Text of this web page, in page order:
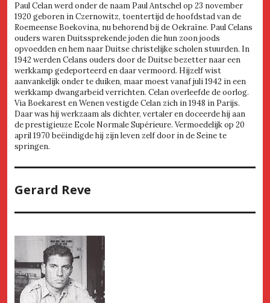
Paul Celan werd onder de naam Paul Antschel op 23 november
1920 geboren in Czernowitz, toentertijd de hoofdstad van de
Roemeense Boekovina, nu behorend bij de Oekraïne. Paul Celans
ouders waren Duitssprekende joden die hun zoon joods
opvoedden en hem naar Duitse christelijke scholen stuurden. In
1942 werden Celans ouders door de Duitse bezetter naar een
werkkamp gedeporteerd en daar vermoord. Hijzelf wist
aanvankelijk onder te duiken, maar moest vanaf juli 1942 in een
werkkamp dwangarbeid verrichten. Celan overleefde de oorlog.
Via Boekarest en Wenen vestigde Celan zich in 1948 in Parijs.
Daar was hij werkzaam als dichter, vertaler en doceerde hij aan
de prestigieuze Ecole Normale Supérieure. Vermoedelijk op 20
april 1970 beëindigde hij zijn leven zelf door in de Seine te
springen.
Gerard Reve